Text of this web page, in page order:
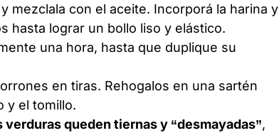
y mezclala con el aceite. Incorporá la harina y
hasta lograr un bollo liso y elástico.
una hora, hasta que duplique su
en tiras. Rehogalos en una sartén
y el tomillo.
queden tiernas y “desmayadas”,